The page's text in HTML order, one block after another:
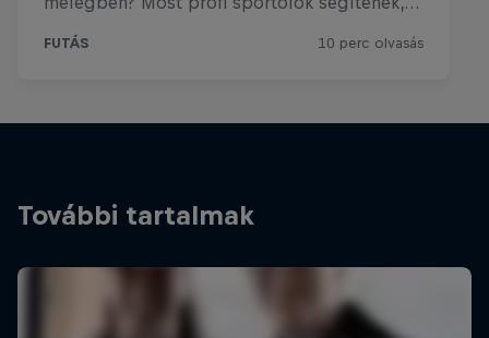
További tartalmak